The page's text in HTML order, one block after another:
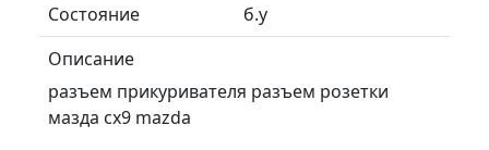
Состояние
б.у
Описание
разъем прикуривателя разъем розетки
мазда сх9 mazda